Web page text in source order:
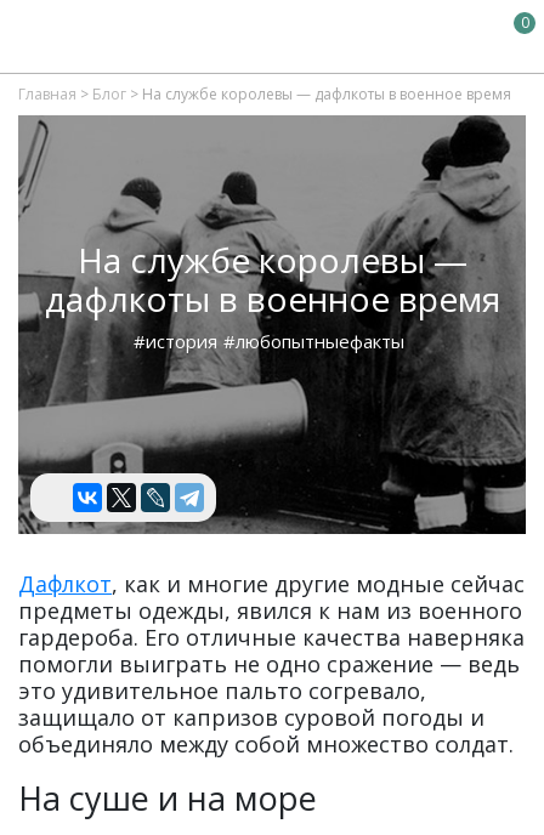
0
Главная > Блог > На службе королевы — дафлкоты в военное время
На службе королевы —
дафлкоты в военное время
#история #любопытныефакты
Дафлкот, как и многие другие модные сейчас
предметы одежды, явился к нам из военного
гардероба. Его отличные качества наверняка
помогли выиграть не одно сражение — ведь
это удивительное пальто согревало,
защищало от капризов суровой погоды и
объединяло между собой множество солдат.
На суше и на море